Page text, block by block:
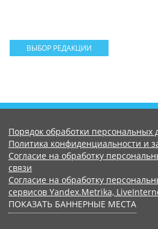
ВЫБОР РЕДАКЦИИ
Порядок обработки персональных
Политика конфиденциальности и
Согласие на обработку
связи
Согласие на обработку
сервисов Yandex.Metrika,
ПОКАЗАТЬ БАННЕРНЫЕ МЕСТА